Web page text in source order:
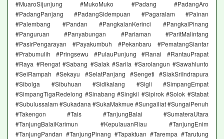
#MuaroSijunjung #MukoMuko #Padang #PadangAro
#PadangPanjang #PadangSidempuan #Pagaralam #Painan
#Palembang #Pandan #PangkalanKerinci #PangkalPinang
#Panguruan #Panyabungan #Pariaman #ParitMalintang
#PasirPengarayan #Payakumbuh #Pekanbaru #PematangSiantar
#Prabumulih #Pringsewu #PulauPunjung #Ranai #RantauPrapat
#Raya #Rengat #Sabang #Salak #Sarila #Sarolangun #Sawahlunto
#SeiRampah #Sekayu #SelatPanjang #Sengeti #SiakSriIndrapura
#Sibolga #Sibuhuan #Sidikalang #Sigli #SimpangEmpat
#SimpangTigaRedelong #Sinabang #Singkil #Sipirok #Solok #Stabat
#Subulussalam #Sukadana #SukaMakmue #Sungailiat #SungaiPenuh
#Takengon #Tais #TanjungBalai #SumateraUtara
#TanjungBalaiKarimun #KepulauanRiau #TanjungEnim
#TanjungPandan #TanjungPinang #Tapaktuan #Tarempa #Tarutung